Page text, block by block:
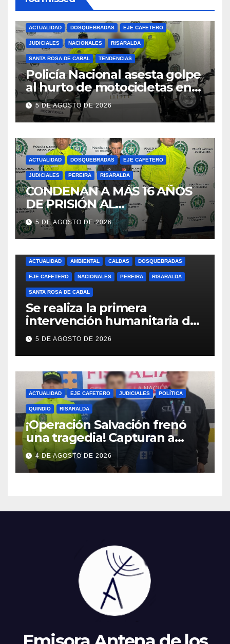
ACTUALIDAD DOSQUEBRADAS EJE CAFETERO
JUDICIALES NACIONALES RISARALDA
SANTA ROSA DE CABAL TENDENCIAS
Policía Nacional asesta golpe
al hurto de motocicletas en
Risaralda
5 DE AGOSTO DE 2026
ACTUALIDAD DOSQUEBRADAS EJE CAFETERO
JUDICIALES PEREIRA RISARALDA
CONDENAN A MÁS 16 AÑOS
DE PRISIÓN AL
RESPONSABLE DE CAUSAR
LA MUERTE DE UNA MUJER
EN DOSQUEBRADAS
(RISARALDA)
5 DE AGOSTO DE 2026
ACTUALIDAD AMBIENTAL CALDAS DOSQUEBRADAS
EJE CAFETERO NACIONALES PEREIRA RISARALDA
SANTA ROSA DE CABAL
Se realiza la primera
intervención humanitaria de
la UBPD en el Cementerio
San Camilo de Pereira
5 DE AGOSTO DE 2026
ACTUALIDAD EJE CAFETERO JUDICIALES POLÍTICA
QUINDIO RISARALDA
¡Operación Salvación frenó
una tragedia! Capturan a
presunto agresor y protegen
a una madre y sus hijos.
4 DE AGOSTO DE 2026